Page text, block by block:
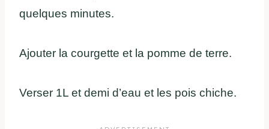
quelques minutes.
Ajouter la courgette et la pomme de terre.
Verser 1L et demi d’eau et les pois chiche.